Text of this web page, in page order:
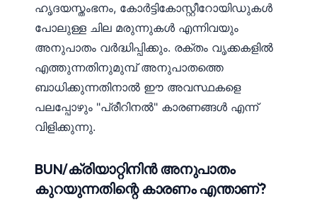
ഹൃദയസ്തംഭനം, കോർട്ടികോസ്റ്റീറോയിഡുകൾ
പോലുള്ള ചില മരുന്നുകൾ എന്നിവയും
അനുപാതം വർദ്ധിപ്പിക്കും. രക്തം വൃക്കകളിൽ
എത്തുന്നതിനുമുമ്പ് അനുപാതത്തെ
ബാധിക്കുന്നതിനാൽ ഈ അവസ്ഥകളെ
പലപ്പോഴും "പ്രീറിനൽ" കാരണങ്ങൾ എന്ന്
വിളിക്കുന്നു.
BUN/ക്രിയാറ്റിനിൻ അനുപാതം
കുറയുന്നതിന്റെ കാരണം എന്താണ്?